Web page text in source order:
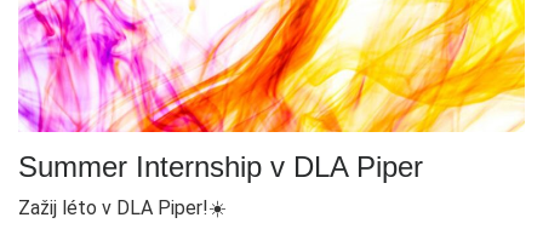
Summer Internship v DLA Piper
Zažij léto v DLA Piper!☀️